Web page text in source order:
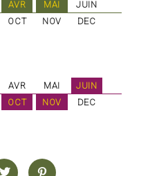
AVR MAI
JUIN
OCT NOV DEC
AVR MAI
JUIN
OCT NOV DEC